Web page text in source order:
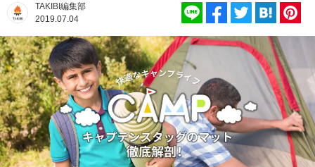
TAKIBI編集部
2019.07.04